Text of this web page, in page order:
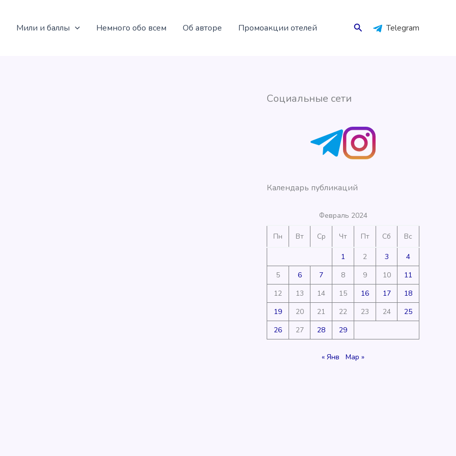
Мили и баллы Немного обо всем Об авторе Промоакции отелей Поиск Telegram
Социальные сети
Календарь публикаций
Февраль 2024
Пн Вт Ср Чт Пт Сб Вс
1 2 3
4
5
6 7 8 9 10
11
12
13 14 15 16 17
18
19
20 21 22 23 24
25
26
27 28 29
« Янв Мар »